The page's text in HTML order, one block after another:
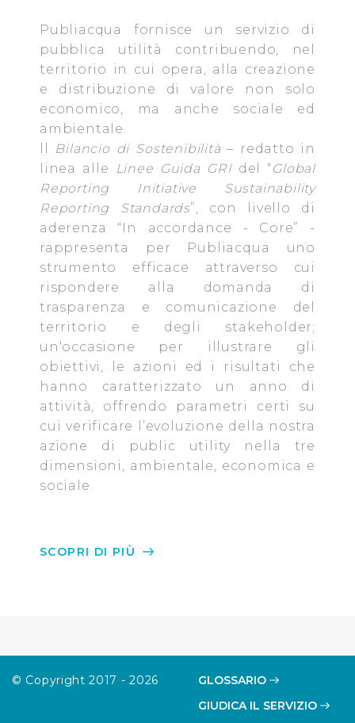
la navigazione sulle pagine e l'accesso alle aree
protette. In linea con le preferenze manifestate
dall’Utente e con i consensi dallo stesso prestati, i
cookie possono essere inoltre utilizzati per analizzare il
traffico sul nostro sito web, per personalizzare
contenuti ed annunci e per fornire funzionalità dei social
media, condividendo informazioni sul modo in cui
l’Utente utilizza il nostro sito con i nostri partner. Tali
soggetti, che si occupano di analisi dei dati web,
pubblicità e social media, potrebbero combinare le
informazioni ricevute con altre informazioni che l’Utente
loro servizi.
Cliccando su "Accetta tutti", l'Utente accetta di
memorizzare tutti i cookie sul dispositivo per le finalità
sopra indicate.
Cliccando su "Personalizza" l’Utente può gestire
direttamente le proprie preferenze selezionando i
singoli cookie desiderati e le terze parti destinatarie
della condivisione di informazioni sopra indicata.
Cliccando su "Rifiuta" o sulla "X" posizionata in alto a
destra in questo banner l’Utente rifiuta tutti i cookie con
impostazioni di default e dunque la continuazione della
Publiacqua fornisce un servizio di
pubblica utilità contribuendo, nel
territorio in cui opera, alla creazione
e distribuzione di valore non solo
economico, ma anche sociale ed
ambientale.
Bilancio di Sostenibilità – redatto in
linea alle
Linee Guida GRI del “Global
Reporting Initiative Sustainability
Reporting Standards”, con livello di
aderenza “In accordance - Core” -
rappresenta per Publiacqua uno
strumento efficace attraverso cui
rispondere alla domanda di
trasparenza e comunicazione del
territorio e degli stakeholder;
un'occasione per illustrare gli
obiettivi, le azioni ed i risultati che
hanno caratterizzato un anno di
attività, offrendo parametri certi su
cui verificare l’evoluzione della nostra
azione di public utility nella tre
dimensioni, ambientale, economica e
sociale.
SCOPRI DI PIÙ
© Copyright 2017 - 2026
GLOSSARIO
GIUDICA IL SERVIZIO